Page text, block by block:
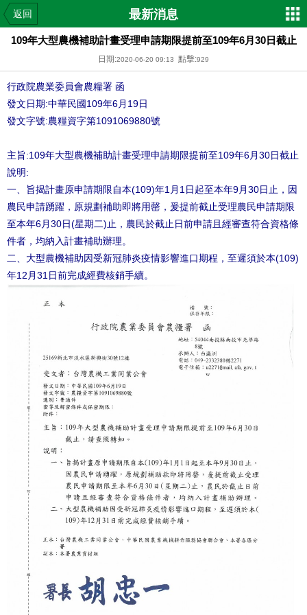
返回 最新消息
109年大型農機補助計畫受理申請期限提前至109年6月30日截止
日期:2020-06-20 09:13 點擊:929
行政院農業委員會農糧署 函
發文日期:中華民國109年6月19日
發文字號:農糧資字第1091069880號
主旨:109年大型農機補助計畫受理申請期限提前至109年6月30日截止
說明:
一、旨揭計畫原申請期限自本(109)年1月1日起至本年9月30日止，因
農民申請踴躍，原規劃補助即將用罄，爰提前截止受理農民申請期限
至本年6月30日(星期二)止，農民於截止日前申請且經審查符合資格條
件者，均納入計畫補助辦理。
二、大型農機補助因受新冠肺炎疫情影響進口期程，至遲須於本(109)
年12月31日前完成經費核銷手續。